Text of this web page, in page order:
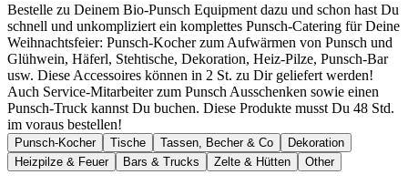
Bestelle zu Deinem Bio-Punsch Equipment dazu und schon hast Du
schnell und unkompliziert ein komplettes Punsch-Catering für Deine
Weihnachtsfeier: Punsch-Kocher zum Aufwärmen von Punsch und
Glühwein, Häferl, Stehtische, Dekoration, Heiz-Pilze, Punsch-Bar
usw. Diese Accessoires können in 2 St. zu Dir geliefert werden!
Auch Service-Mitarbeiter zum Punsch Ausschenken sowie einen
Punsch-Truck kannst Du buchen. Diese Produkte musst Du 48 Std.
im voraus bestellen!
Punsch-Kocher Tische Tassen, Becher & Co
Dekoration
Heizpilze & Feuer
Bars & Trucks Zelte & Hütten Other